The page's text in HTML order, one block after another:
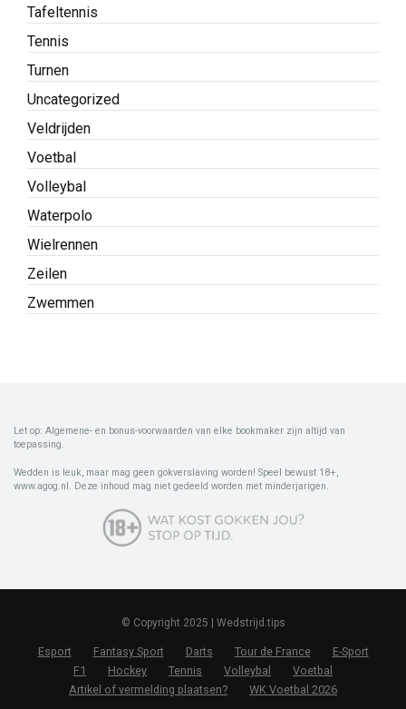
Tafeltennis
Tennis
Turnen
Uncategorized
Veldrijden
Voetbal
Volleybal
Waterpolo
Wielrennen
Zeilen
Zwemmen
Let op: Algemene- en bonus-voorwaarden van elke bookmaker zijn altijd van
toepassing.
Wedden is leuk, maar mag geen gokverslaving worden! Speel bewust 18+,
www.agog.nl. Deze inhoud mag niet gedeeld worden met minderjarigen.
© Copyright 2025 | Wedstrijd.tips
Esport Fantasy Sport Darts Tour de France
E-Sport
F1
Hockey Tennis Volleybal
Voetbal
Artikel of vermelding plaatsen?
WK Voetbal 2026